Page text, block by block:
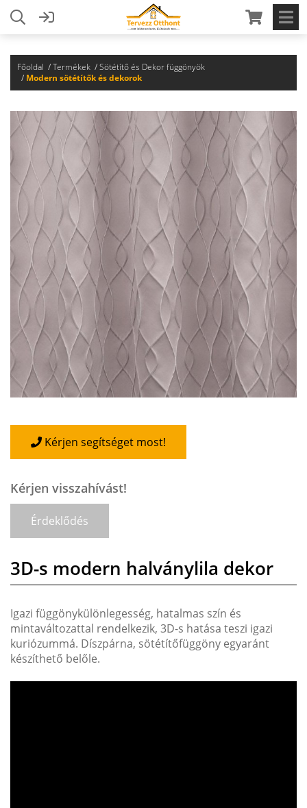
Főoldal Termékek
Sötétítő és Dekor függönyök
Modern sötétítők és dekorok
Kérjen segítséget most!
Kérjen visszahívást!
Érdeklődés
3D-s modern halványlila dekor
Igazi függönykülönlegesség, hatalmas szín és
mintaváltozattal rendelkezik, 3D-s hatása teszi igazi
kuriózummá. Díszpárna, sötétítőfüggöny egyaránt
készíthető belőle.